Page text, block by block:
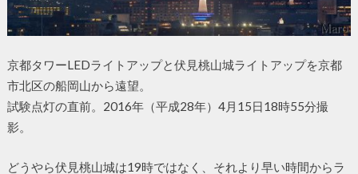
京都タワーLEDライトアップと伏見桃山城ライトアップを京都
市北区の船岡山から遠望。
試験点灯の直前。2016年（平成28年）4月15日18時55分撮
影。
どうやら伏見桃山城は19時ではなく、それより早い時間からラ